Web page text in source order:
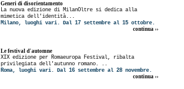
Generi di disorientamento
La nuova edizione di MilanOltre si dedica alla
mimetica dell'identità...
Milano, luoghi vari. Dal 17 settembre al 15 ottobre.
continua ››
Le festival d'automne
XIX edizione per Romaeuropa Festival, ribalta
privilegiata dell'autunno romano. ..
Roma, luoghi vari. Dal 16 settembre al 28 novembre.
continua ››